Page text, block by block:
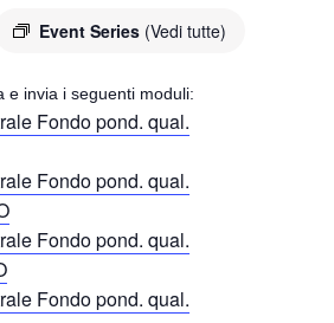
Event Series (Vedi tutte)
e invia i seguenti moduli:
Fondo pond. qual.
Fondo pond. qual.
Fondo pond. qual.
Fondo pond. qual.